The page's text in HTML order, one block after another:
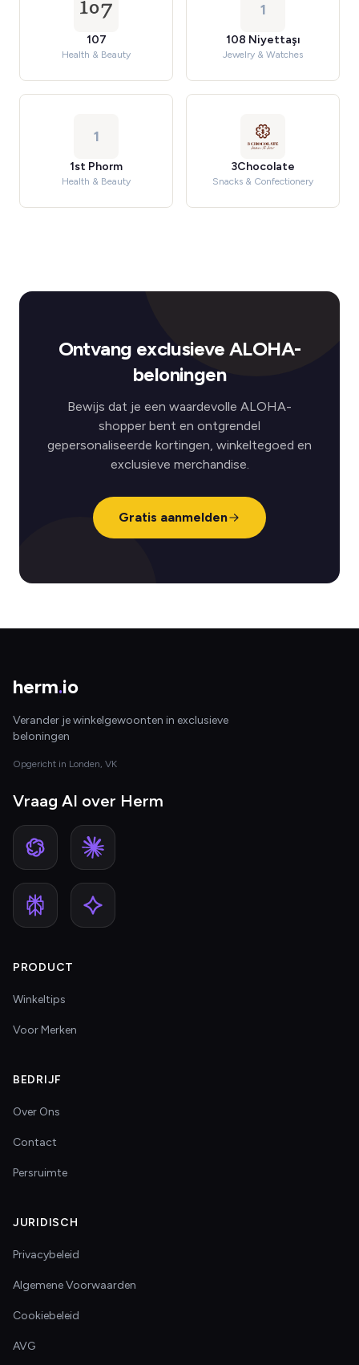
107
Health & Beauty
1
108 Niyettaşı
Jewelry & Watches
1
1st Phorm
Health & Beauty
3Chocolate
Snacks & Confectionery
Ontvang exclusieve ALOHA-
beloningen
Bewijs dat je een waardevolle ALOHA-
shopper bent en ontgrendel
gepersonaliseerde kortingen, winkeltegoed en
exclusieve merchandise.
Gratis aanmelden
herm.io
Verander je winkelgewoonten in exclusieve
beloningen
Opgericht in Londen, VK
Vraag AI over Herm
PRODUCT
Winkeltips
Voor Merken
BEDRIJF
Over Ons
Contact
Persruimte
JURIDISCH
Privacybeleid
Algemene Voorwaarden
Cookiebeleid
AVG